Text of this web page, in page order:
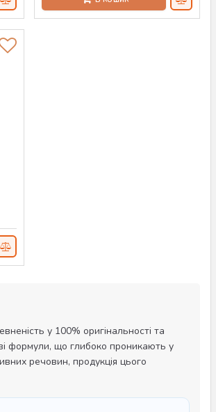
у 100% оригінальності та
формули, що глибоко проникають у
речовин, продукція цього